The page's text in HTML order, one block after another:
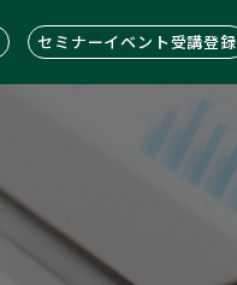
セミナーイベント受講登録